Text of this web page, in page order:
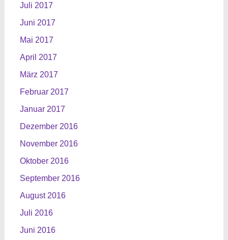
Juli 2017
Juni 2017
Mai 2017
April 2017
März 2017
Februar 2017
Januar 2017
Dezember 2016
November 2016
Oktober 2016
September 2016
August 2016
Juli 2016
Juni 2016